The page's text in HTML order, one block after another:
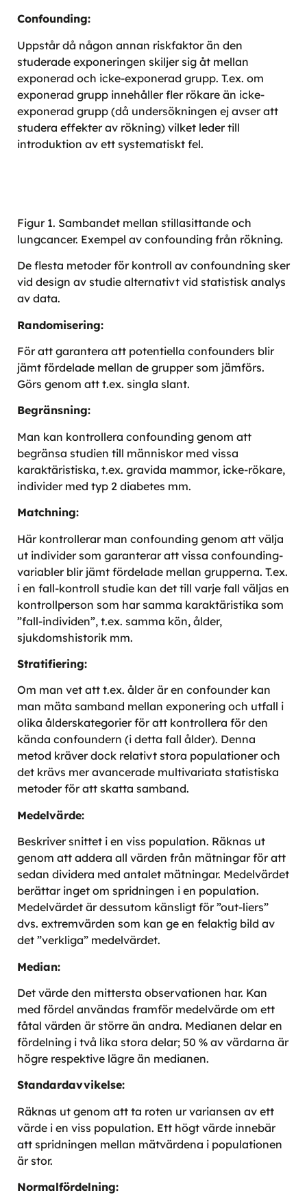
Confounding:
Uppstår då någon annan riskfaktor än den
studerade exponeringen skiljer sig åt mellan
exponerad och icke-exponerad grupp. T.ex. om
exponerad grupp innehåller fler rökare än icke-
exponerad grupp (då undersökningen ej avser att
studera effekter av rökning) vilket leder till
introduktion av ett systematiskt fel.
Figur 1. Sambandet mellan stillasittande och
lungcancer. Exempel av confounding från rökning.
De flesta metoder för kontroll av confoundning sker
vid design av studie alternativt vid statistisk analys
av data.
Randomisering:
För att garantera att potentiella confounders blir
jämt fördelade mellan de grupper som jämförs.
Görs genom att t.ex. singla slant.
Begränsning:
Man kan kontrollera confounding genom att
begränsa studien till människor med vissa
karaktäristiska, t.ex. gravida mammor, icke-rökare,
individer med typ 2 diabetes mm.
Matchning:
Här kontrollerar man confounding genom att välja
ut individer som garanterar att vissa confounding-
variabler blir jämt fördelade mellan grupperna. T.ex.
i en fall-kontroll studie kan det till varje fall väljas en
kontrollperson som har samma karaktäristika som
”fall-individen”, t.ex. samma kön, ålder,
sjukdomshistorik mm.
Stratifiering:
Om man vet att t.ex. ålder är en confounder kan
man mäta samband mellan exponering och utfall i
olika ålderskategorier för att kontrollera för den
kända confoundern (i detta fall ålder). Denna
metod kräver dock relativt stora populationer och
det krävs mer avancerade multivariata statistiska
metoder för att skatta samband.
Medelvärde:
Beskriver snittet i en viss population. Räknas ut
genom att addera all värden från mätningar för att
sedan dividera med antalet mätningar. Medelvärdet
berättar inget om spridningen i en population.
Medelvärdet är dessutom känsligt för ”out-liers”
dvs. extremvärden som kan ge en felaktig bild av
det ”verkliga” medelvärdet.
Median:
Det värde den mittersta observationen har. Kan
med fördel användas framför medelvärde om ett
fåtal värden är större än andra. Medianen delar en
fördelning i två lika stora delar; 50 % av värdarna är
högre respektive lägre än medianen.
Standardavvikelse:
Räknas ut genom att ta roten ur variansen av ett
värde i en viss population. Ett högt värde innebär
att spridningen mellan mätvärdena i populationen
är stor.
Normalfördelning: